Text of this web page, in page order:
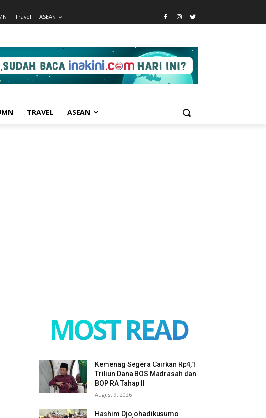
Travel ASEAN
TRAVEL ASEAN
MOST READ
Kemenag Segera Cairkan Rp4,1
Triliun Dana BOS Madrasah dan
BOP RA Tahap II
August 9, 2026
Hashim Djojohadikusumo